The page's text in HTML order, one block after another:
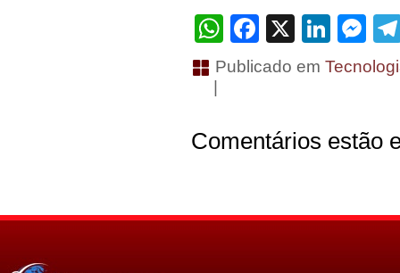
WhatsApp
Facebook
X
Publicado em
Comentários estão